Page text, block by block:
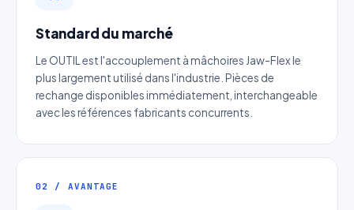
Standard du marché
Le OUTIL est l'accouplement à mâchoires Jaw-Flex le
plus largement utilisé dans l'industrie. Pièces de
rechange disponibles immédiatement, interchangeable
avec les références fabricants concurrents.
02 / AVANTAGE